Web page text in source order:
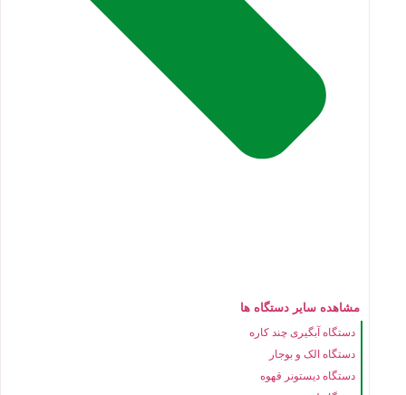
مشاهده سایر دستگاه ها
دستگاه آبگیری چند کاره
دستگاه الک و بوجار
دستگاه دیستونر قهوه